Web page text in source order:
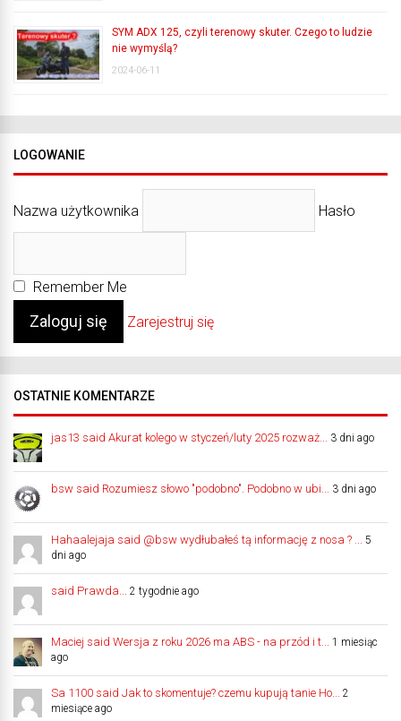
SYM ADX 125, czyli terenowy skuter. Czego to ludzie
nie wymyślą?
2024-06-11
LOGOWANIE
Nazwa użytkownika Hasło
Remember Me
Zarejestruj się
OSTATNIE KOMENTARZE
jas13 said Akurat kolego w styczeń/luty 2025 rozważ... 3 dni ago
bsw said Rozumiesz słowo "podobno". Podobno w ubi... 3 dni ago
Hahaalejaja said @bsw wydłubałeś tą informację z nosa ? ...
5
dni ago
said Prawda... 2 tygodnie ago
Maciej said Wersja z roku 2026 ma ABS - na przód i t...
1 miesiąc
ago
Sa 1100 said Jak to skomentuje? czemu kupują tanie Ho...
2
miesiące ago